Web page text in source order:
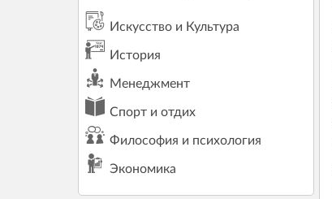
Искусство и Культура
История
Менеджмент
Спорт и отдих
Философия и психология
Экономика